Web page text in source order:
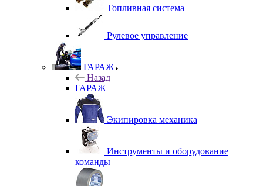
Топливная система
Рулевое управление
ГАРАЖ
Назад
ГАРАЖ
Экипировка механика
Инструменты и оборудование
команды